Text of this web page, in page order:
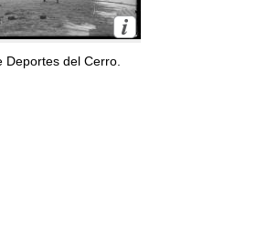
Deportes del Cerro.